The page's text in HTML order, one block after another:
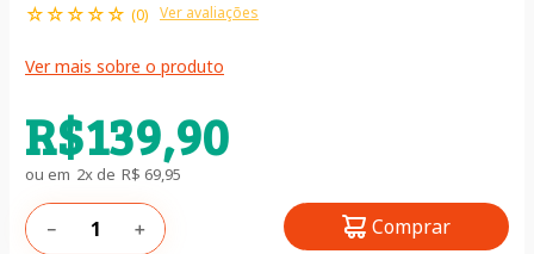
☆☆☆☆☆ (0) Ver avaliações
Ver mais sobre o produto
R$139,90
ou em 2x de R$ 69,95
＋
－ Comprar